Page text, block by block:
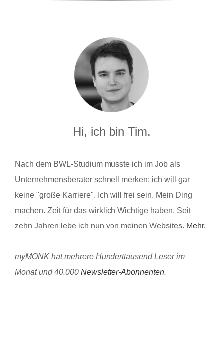
Hi, ich bin Tim.
Nach dem BWL-Studium musste ich im Job als
Unternehmensberater schnell merken: ich will gar
keine "große Karriere". Ich will frei sein. Mein Ding
machen. Zeit für das wirklich Wichtige haben. Seit
zehn Jahren lebe ich nun von meinen Websites. Mehr.
myMONK hat mehrere Hunderttausend Leser im
Monat und 40.000 Newsletter-Abonnenten.